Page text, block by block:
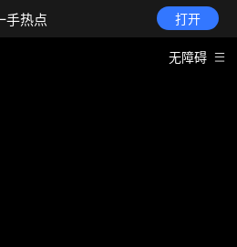
手热点 打开
无障碍